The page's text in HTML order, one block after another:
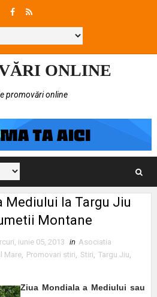
ONLINE
promovări online
Mediului la Targu Jiu
Montane
iunie 05, 2013 in Asociatia
Mare, Promovari stiri, Stiri, Targu Jiu,
Ziua Mondiala a Mediului sau